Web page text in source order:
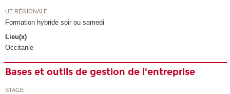
UE RÉGIONALE
Formation hybride soir ou samedi
Lieu(x)
Occitanie
Bases et outils de gestion de l'entreprise
STAGE